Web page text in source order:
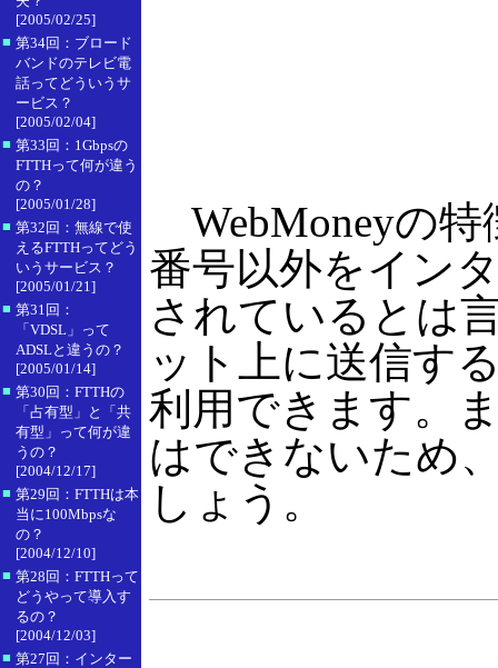
[2005/02/25]
■ 第34回：ブロード
バンドのテレビ電
話ってどういうサ
ービス？
[2005/02/04]
■ 第33回：1Gbpsの
FTTHって何が違う
の？
[2005/01/28]
■ 第32回：無線で使
えるFTTHってどう
いうサービス？
[2005/01/21]
■ 第31回：
「VDSL」って
ADSLと違うの？
[2005/01/14]
■ 第30回：FTTHの
「占有型」と「共
有型」って何が違
うの？
[2004/12/17]
■ 第29回：FTTHは本
当に100Mbpsな
の？
[2004/12/10]
■ 第28回：FTTHって
どうやって導入す
るの？
[2004/12/03]
■ 第27回：インター
WebMoneyの
番号以外をイン
されているとは
ット上に送信す
利用できます。
はできないため
しょう。